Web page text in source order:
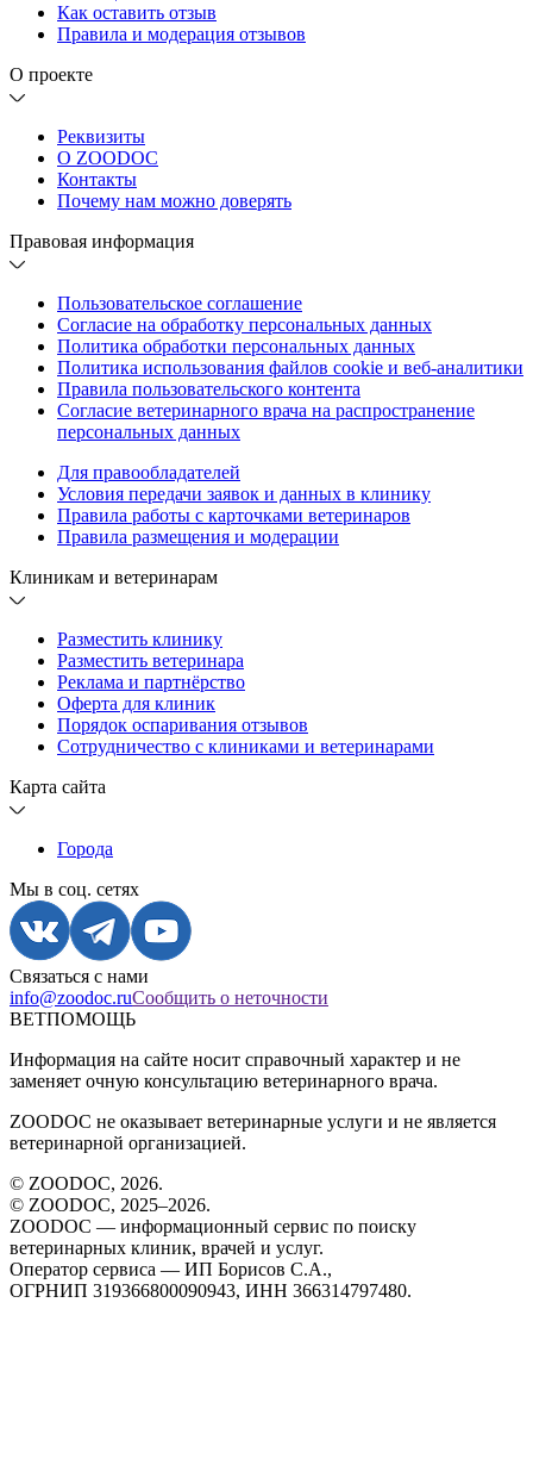
Как оставить отзыв
Правила и модерация отзывов
О проекте
Реквизиты
О ZOODOC
Контакты
Почему нам можно доверять
Правовая информация
Пользовательское соглашение
Согласие на обработку персональных данных
Политика обработки персональных данных
Политика использования файлов cookie и веб-аналитики
Правила пользовательского контента
Согласие ветеринарного врача на распространение
персональных данных
Для правообладателей
Условия передачи заявок и данных в клинику
Правила работы с карточками ветеринаров
Правила размещения и модерации
Клиникам и ветеринарам
Разместить клинику
Разместить ветеринара
Реклама и партнёрство
Оферта для клиник
Порядок оспаривания отзывов
Сотрудничество с клиниками и ветеринарами
Карта сайта
Города
Мы в соц. сетях
Связаться с нами
info@zoodoc.ruСообщить о неточности
ВЕТПОМОЩЬ
Информация на сайте носит справочный характер и не
заменяет очную консультацию ветеринарного врача.
ZOODOC не оказывает ветеринарные услуги и не является
ветеринарной организацией.
© ZOODOC, 2026.
© ZOODOC, 2025–2026.
ZOODOC — информационный сервис по поиску
ветеринарных клиник, врачей и услуг.
Оператор сервиса — ИП Борисов С.А.,
ОГРНИП 319366800090943, ИНН 366314797480.